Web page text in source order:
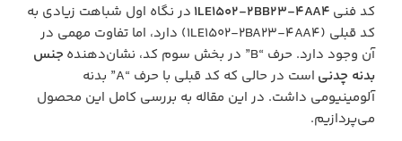
کد فنی 1LE1502-2BB23-4AA4 در نگاه اول شباهت زیادی به
کد قبلی (1LE1502-2BA23-4AA4) دارد، اما تفاوت مهمی در
آن وجود دارد. حرف “B” در بخش سوم کد، نشان‌دهنده
جنس
بدنه چدنی
است در حالی که کد قبلی با حرف “A” بدنه
آلومینیومی داشت. در این مقاله به بررسی کامل این محصول
می‌پردازیم.